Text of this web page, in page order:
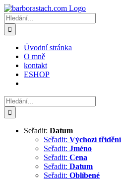
Přeskočit
na
obsah
Hledat:
Úvodní stránka
O mně
kontakt
ESHOP
Hledat:
Seřadit: Datum
Seřadit: Výchozí třídění
Seřadit: Jméno
Seřadit: Cena
Seřadit: Datum
Seřadit: Oblíbené